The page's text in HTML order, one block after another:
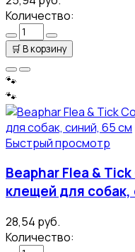
Количество:
🛒В корзину
🐾
🐾
Быстрый просмотр
Beaphar Flea &
клещей для собак,
28,54 руб.
Количество: